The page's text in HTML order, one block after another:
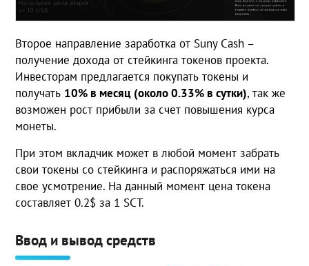
Второе направление заработка от Suny Cash –
получение дохода от стейкинга токенов проекта.
Инвесторам предлагается покупать токены и
получать 10% в месяц (около 0.33% в сутки), так же
возможен рост прибыли за счет повышения курса
монеты.
При этом вкладчик может в любой момент забрать
свои токены со стейкинга и распоряжаться ими на
свое усмотрение. На данный момент цена токена
составляет 0.2$ за 1 SCT.
Ввод и вывод средств